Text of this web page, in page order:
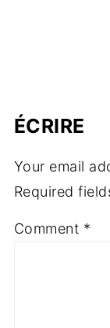
ÉCRIRE
Your email
Required
Comment *